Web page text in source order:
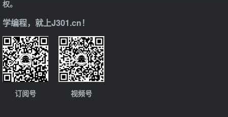
权。
学编程，就上J301.cn！
订阅号 视频号